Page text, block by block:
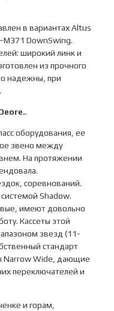
в вариантах Altus
DownSwing.
широкий линк и
из прочного
надежны, при
.
оборудования, ее
звено между
На протяжении
соревнований.
Shadow.
имеют довольно
Кассеты этой
звезд (11-
стандарт
Narrow Wide, дающие
переключателей и
и горам,